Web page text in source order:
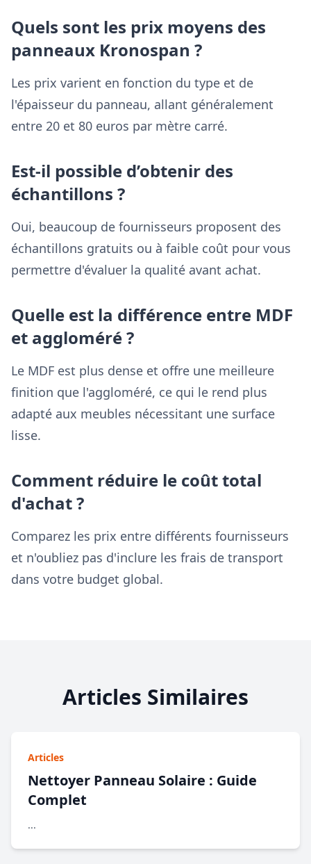
Quels sont les prix moyens des
panneaux Kronospan ?
Les prix varient en fonction du type et de
l'épaisseur du panneau, allant généralement
entre 20 et 80 euros par mètre carré.
Est-il possible d’obtenir des
échantillons ?
Oui, beaucoup de fournisseurs proposent des
échantillons gratuits ou à faible coût pour vous
permettre d'évaluer la qualité avant achat.
Quelle est la différence entre MDF
et aggloméré ?
Le MDF est plus dense et offre une meilleure
finition que l'aggloméré, ce qui le rend plus
adapté aux meubles nécessitant une surface
lisse.
Comment réduire le coût total
d'achat ?
Comparez les prix entre différents fournisseurs
et n'oubliez pas d'inclure les frais de transport
dans votre budget global.
Articles Similaires
Articles
Nettoyer Panneau Solaire : Guide
Complet
...